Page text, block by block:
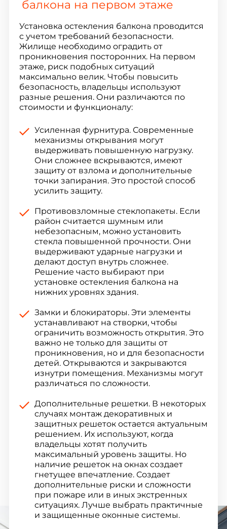
балкона на первом этаже
Установка остекления балкона проводится
с учетом требований безопасности.
Жилище необходимо оградить от
проникновения посторонних. На первом
этаже, риск подобных ситуаций
максимально велик. Чтобы повысить
безопасность, владельцы используют
разные решения. Они различаются по
стоимости и функционалу:
Усиленная фурнитура. Современные
механизмы открывания могут
выдерживать повышенную нагрузку.
Они сложнее вскрываются, имеют
защиту от взлома и дополнительные
точки запирания. Это простой способ
усилить защиту.
Противовзломные стеклопакеты. Если
район считается шумным или
небезопасным, можно установить
стекла повышенной прочности. Они
выдерживают ударные нагрузки и
делают доступ внутрь сложнее.
Решение часто выбирают при
установке остекления балкона на
нижних уровнях здания.
Замки и блокираторы. Эти элементы
устанавливают на створки, чтобы
ограничить возможность открытия. Это
важно не только для защиты от
проникновения, но и для безопасности
детей. Открываются и закрываются
изнутри помещения. Механизмы могут
различаться по сложности.
Дополнительные решетки. В некоторых
случаях монтаж декоративных и
защитных решеток остается актуальным
решением. Их используют, когда
владельцы хотят получить
максимальный уровень защиты. Но
наличие решеток на окнах создает
гнетущее впечатление. Создает
дополнительные риски и сложности
при пожаре или в иных экстренных
ситуациях. Лучше выбрать практичные
и защищенные оконные системы.